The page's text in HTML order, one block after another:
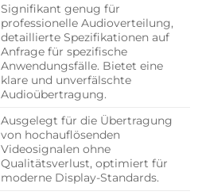
Signifikant genug für
professionelle Audioverteilung,
detaillierte Spezifikationen auf
Anfrage für spezifische
Anwendungsfälle. Bietet eine
klare und unverfälschte
Audioübertragung.
Ausgelegt für die Übertragung
von hochauflösenden
Videosignalen ohne
Qualitätsverlust, optimiert für
moderne Display-Standards.